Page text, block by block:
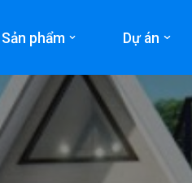
Sản phẩm Dự án